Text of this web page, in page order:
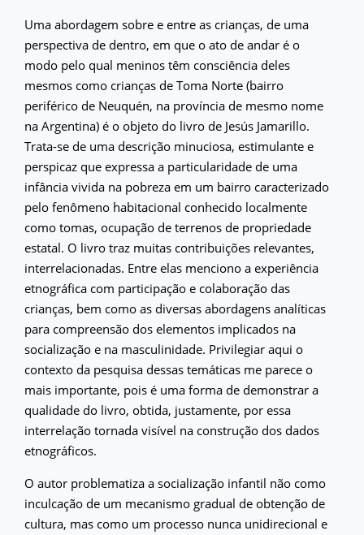
Uma abordagem sobre e entre as crianças, de uma
perspectiva de dentro, em que o ato de andar é o
modo pelo qual meninos têm consciência deles
mesmos como crianças de Toma Norte (bairro
periférico de Neuquén, na província de mesmo nome
na Argentina) é o objeto do livro de Jesús Jamarillo.
Trata-se de uma descrição minuciosa, estimulante e
perspicaz que expressa a particularidade de uma
infância vivida na pobreza em um bairro caracterizado
pelo fenômeno habitacional conhecido localmente
como tomas, ocupação de terrenos de propriedade
estatal. O livro traz muitas contribuições relevantes,
interrelacionadas. Entre elas menciono a experiência
etnográfica com participação e colaboração das
crianças, bem como as diversas abordagens analíticas
para compreensão dos elementos implicados na
socialização e na masculinidade. Privilegiar aqui o
contexto da pesquisa dessas temáticas me parece o
mais importante, pois é uma forma de demonstrar a
qualidade do livro, obtida, justamente, por essa
interrelação tornada visível na construção dos dados
etnográficos.
O autor problematiza a socialização infantil não como
inculcação de um mecanismo gradual de obtenção de
cultura, mas como um processo nunca unidirecional e